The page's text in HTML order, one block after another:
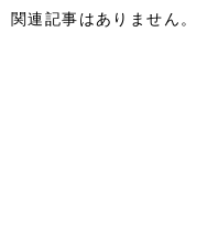
関連記事はありません。